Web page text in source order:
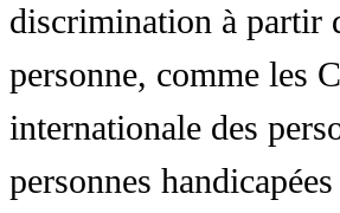
discrimination à partir
personne, comme les
internationale des
personnes